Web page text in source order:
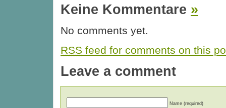
Keine Kommentare »
No comments yet.
RSS feed for comments on this
Leave a comment
Name (required)